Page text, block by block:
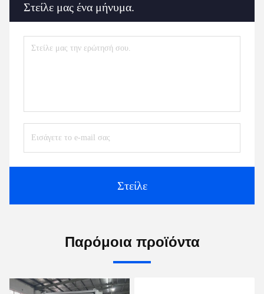
Στείλε μας ένα μήνυμα.
Στείλε
Παρόμοια προϊόντα